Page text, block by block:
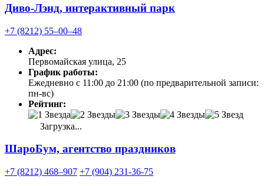
Диво-Лэнд, интерактивный парк
+7 (8212) 55‒00‒48
Адрес:
Первомайская улица, 25
График работы:
Ежедневно с 11:00 до 21:00 (по предварительной записи:
пн-вс)
Рейтинг:
Загрузка...
ШароБум, агентство праздников
+7 (8212) 468‒907 +7 (904) 231-36-75